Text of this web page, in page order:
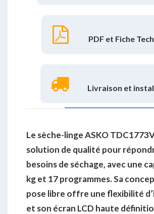
PDF et Fiche
Livraison et
Le sèche-linge ASKO
solution de qualité pour
besoins de séchage, avec une
kg et 17 programmes. Sa
pose libre offre une flexibilité
et son écran LCD haute